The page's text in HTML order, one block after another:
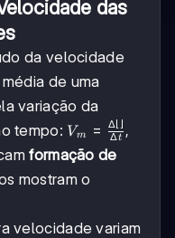
das
da velocidade
de uma
variação da
tempo: V_m =
\frac{\Delta
[ ]}{\Delta
t}
Vm = Δt
Δ[ ] ,
formação de
mostram o
velocidade variam